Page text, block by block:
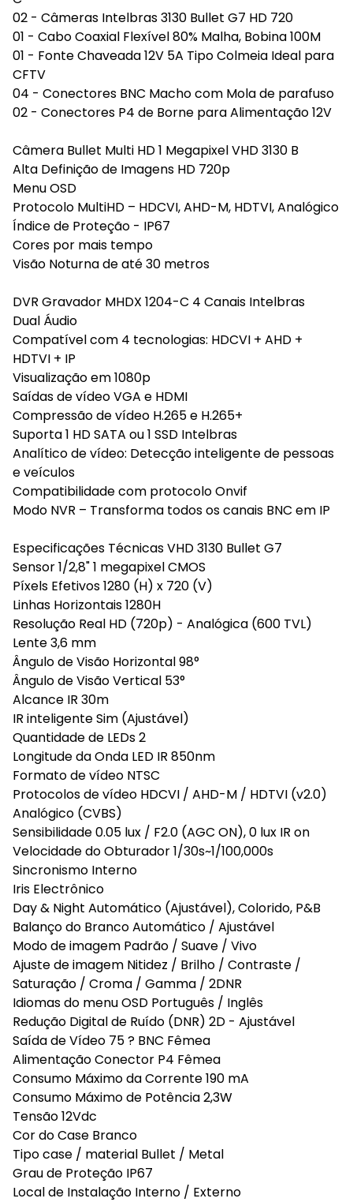
02 - Câmeras Intelbras 3130 Bullet G7 HD 720
01 - Cabo Coaxial Flexível 80% Malha, Bobina 100M
01 - Fonte Chaveada 12V 5A Tipo Colmeia Ideal para
CFTV
04 - Conectores BNC Macho com Mola de parafuso
02 - Conectores P4 de Borne para Alimentação 12V
Câmera Bullet Multi HD 1 Megapixel VHD 3130 B
Alta Definição de Imagens HD 720p
Menu OSD
Protocolo MultiHD – HDCVI, AHD-M, HDTVI, Analógico
Índice de Proteção - IP67
Cores por mais tempo
Visão Noturna de até 30 metros
DVR Gravador MHDX 1204-C 4 Canais Intelbras
Dual Áudio
Compatível com 4 tecnologias: HDCVI + AHD +
HDTVI + IP
Visualização em 1080p
Saídas de vídeo VGA e HDMI
Compressão de vídeo H.265 e H.265+
Suporta 1 HD SATA ou 1 SSD Intelbras
Analítico de vídeo: Detecção inteligente de pessoas
e veículos
Compatibilidade com protocolo Onvif
Modo NVR – Transforma todos os canais BNC em IP
Especificações Técnicas VHD 3130 Bullet G7
Sensor 1/2,8" 1 megapixel CMOS
Píxels Efetivos 1280 (H) x 720 (V)
Linhas Horizontais 1280H
Resolução Real HD (720p) - Analógica (600 TVL)
Lente 3,6 mm
Ângulo de Visão Horizontal 98°
Ângulo de Visão Vertical 53°
Alcance IR 30m
IR inteligente Sim (Ajustável)
Quantidade de LEDs 2
Longitude da Onda LED IR 850nm
Formato de vídeo NTSC
Protocolos de vídeo HDCVI / AHD-M / HDTVI (v2.0)
Analógico (CVBS)
Sensibilidade 0.05 lux / F2.0 (AGC ON), 0 lux IR on
Velocidade do Obturador 1/30s~1/100,000s
Sincronismo Interno
Iris Electrônico
Day & Night Automático (Ajustável), Colorido, P&B
Balanço do Branco Automático / Ajustável
Modo de imagem Padrão / Suave / Vivo
Ajuste de imagem Nitidez / Brilho / Contraste /
Saturação / Croma / Gamma / 2DNR
Idiomas do menu OSD Português / Inglês
Redução Digital de Ruído (DNR) 2D - Ajustável
Saída de Vídeo 75 ? BNC Fêmea
Alimentação Conector P4 Fêmea
Consumo Máximo da Corrente 190 mA
Consumo Máximo de Potência 2,3W
Tensão 12Vdc
Cor do Case Branco
Tipo case / material Bullet / Metal
Grau de Proteção IP67
Local de Instalação Interno / Externo